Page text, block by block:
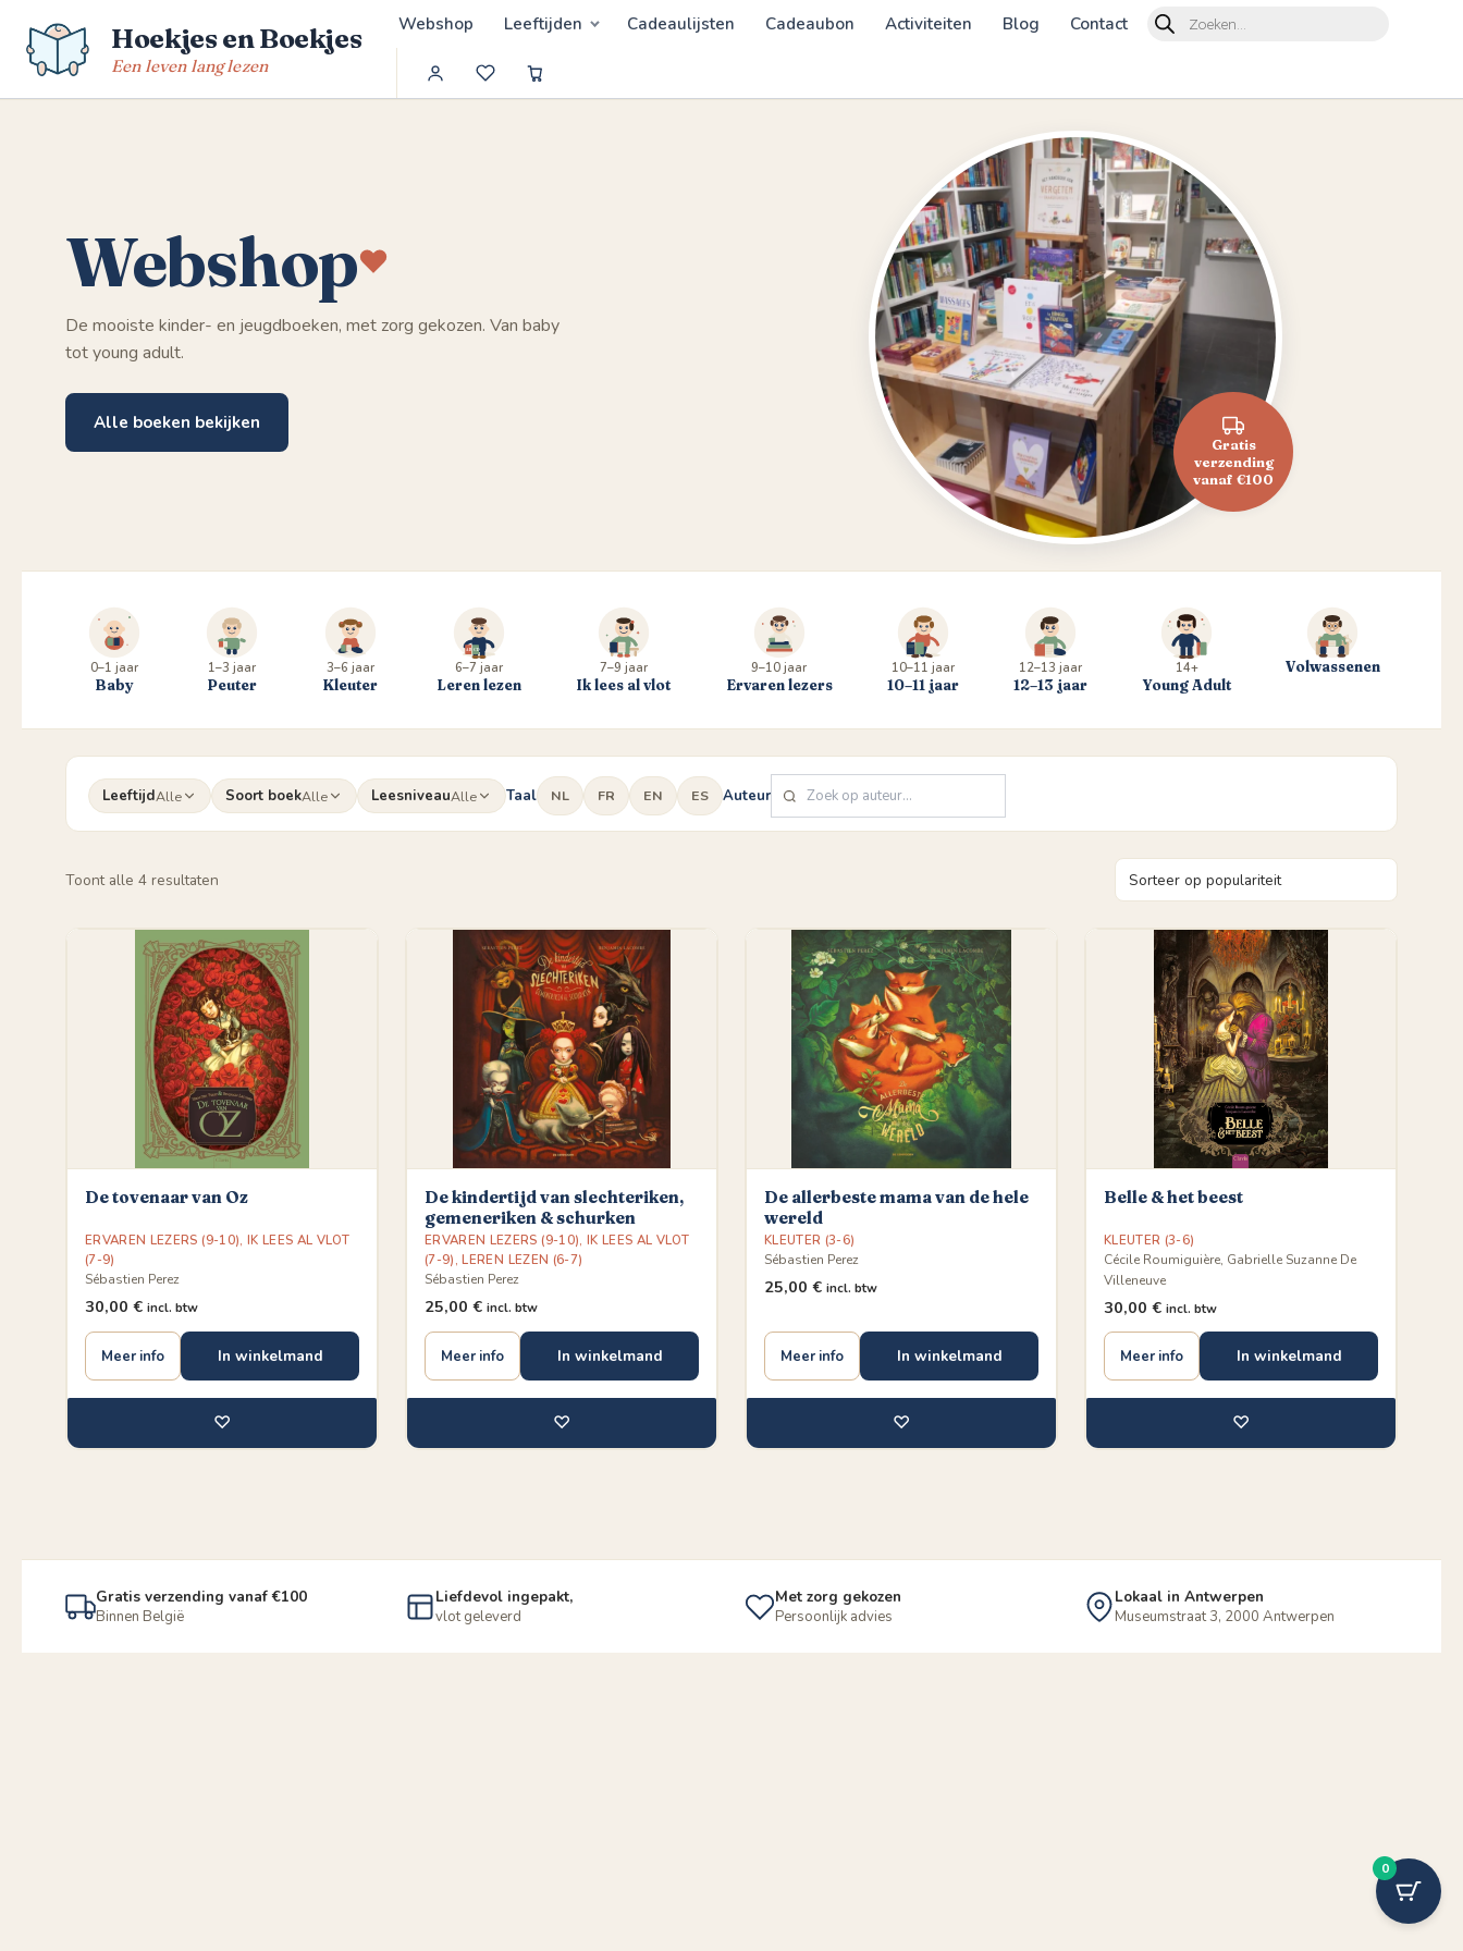
naar
inhoud
Hoekjes en Boekjes
Een leven lang lezen
Webshop Leeftijden Cadeaulijsten Cadeaubon Activiteiten Blog Contact
Products
search
Webshop
De mooiste kinder- en jeugdboeken, met zorg gekozen. Van baby
tot young adult.
Alle boeken bekijken
Gratis
verzending
vanaf €100
0–1 jaar
Baby
1–3 jaar
Peuter
3–6 jaar
Kleuter
6–7 jaar
Leren lezen
7–9 jaar
Ik lees al vlot
9–10 jaar
Ervaren lezers
10–11 jaar
10–11 jaar
12–13 jaar
12–13 jaar
14+
Young Adult
Volwassenen
LeeftijdAlle Soort boekAlle LeesniveauAlle Taal NL FR EN ES Auteur
Toont alle 4 resultaten
De tovenaar van Oz
ERVAREN LEZERS (9-10), IK LEES AL VLOT
(7-9)
Sébastien Perez
30,00 € incl. btw
Meer info In winkelmand
♡
De kindertijd van slechteriken,
gemeneriken & schurken
ERVAREN LEZERS (9-10), IK LEES AL VLOT
(7-9),LEREN LEZEN (6-7)
Sébastien Perez
25,00 € incl. btw
Meer info In winkelmand
♡
De allerbeste mama van de hele
wereld
KLEUTER (3-6)
Sébastien Perez
25,00 € incl. btw
Meer info In winkelmand
♡
Belle & het beest
KLEUTER (3-6)
Cécile Roumiguière, Gabrielle Suzanne De
Villeneuve
30,00 € incl. btw
Meer info In winkelmand
♡
Gratis verzending vanaf €100
Binnen België
Liefdevol ingepakt,
vlot geleverd
Met zorg gekozen
Persoonlijk advies
Lokaal in Antwerpen
Museumstraat 3, 2000 Antwerpen
0